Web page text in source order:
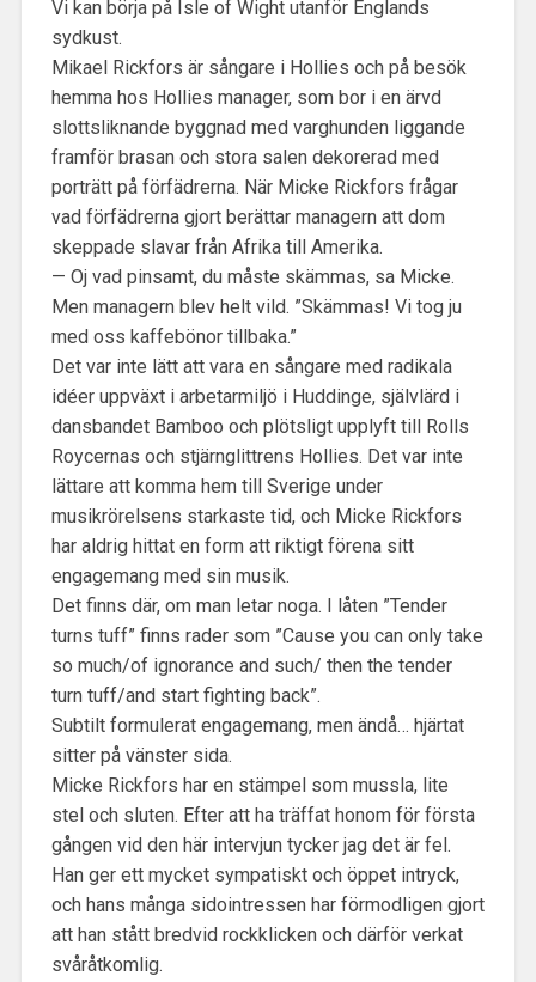
Vi kan börja på Isle of Wight utanför Englands
sydkust.
Mikael Rickfors är sångare i Hollies och på besök
hemma hos Hollies manager, som bor i en ärvd
slottsliknande byggnad med varghunden liggande
framför brasan och stora salen dekorerad med
porträtt på förfädrerna. När Micke Rickfors frågar
vad förfädrerna gjort berättar managern att dom
skeppade slavar från Afrika till Amerika.
— Oj vad pinsamt, du måste skämmas, sa Micke.
Men managern blev helt vild. ”Skämmas! Vi tog ju
med oss kaffebönor tillbaka.”
Det var inte lätt att vara en sångare med radikala
idéer uppväxt i arbetarmiljö i Huddinge, självlärd i
dansbandet Bamboo och plötsligt upplyft till Rolls
Roycernas och stjärnglittrens Hollies. Det var inte
lättare att komma hem till Sverige under
musikrörelsens starkaste tid, och Micke Rickfors
har aldrig hittat en form att riktigt förena sitt
engagemang med sin musik.
Det finns där, om man letar noga. I låten ”Tender
turns tuff” finns rader som ”Cause you can only take
so much/of ignorance and such/ then the tender
turn tuff/and start fighting back”.
Subtilt formulerat engagemang, men ändå… hjärtat
sitter på vänster sida.
Micke Rickfors har en stämpel som mussla, lite
stel och sluten. Efter att ha träffat honom för första
gången vid den här intervjun tycker jag det är fel.
Han ger ett mycket sympatiskt och öppet intryck,
och hans många sidointressen har förmodligen gjort
att han stått bredvid rockklicken och därför verkat
svåråtkomlig.